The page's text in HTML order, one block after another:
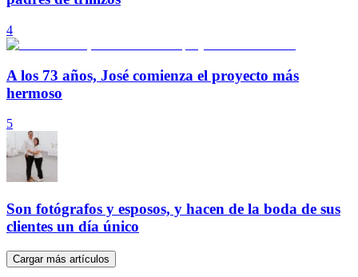
4
A los 73 años, José comienza el proyecto más
hermoso
5
Son fotógrafos y esposos, y hacen de la boda de sus
clientes un día único
Cargar más artículos